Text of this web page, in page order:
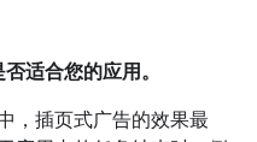
适合您的应用。
，插页式广告的效果最